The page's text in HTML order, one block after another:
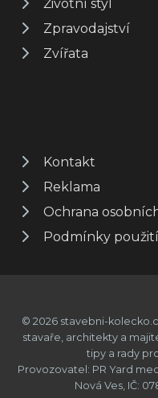
Životní styl
Zpravodajství
Zvířata
Kontakt
Reklama
Ochrana
Podmínky použití
© 2026 stavebni-
stavaře, architekty a
tipy a rady
Provozovatel: PR Yard
Nová Ves, IČ: